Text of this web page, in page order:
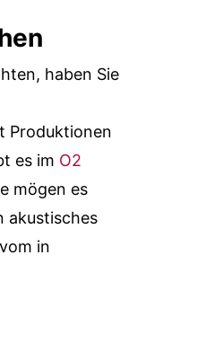
haben Sie
Produktionen
es im O2
mögen es
akustisches
in